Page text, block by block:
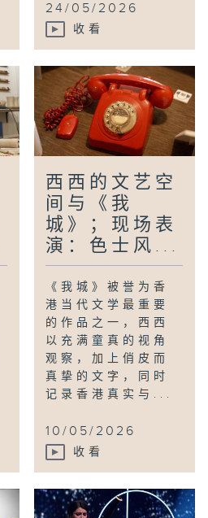
24/05/2026
收看
西西的文艺空
间与《我
城》；现场表
演：色士风...
《我城》被誉为香
港当代文学最重要
的作品之一，西西
以充满童真的视角
观察，加上俏皮而
真挚的文字，同时
记录香港真实与...
10/05/2026
收看